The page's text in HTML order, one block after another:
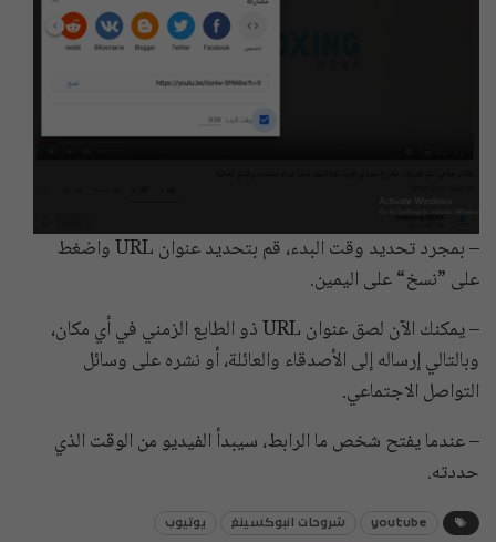
– بمجرد تحديد وقت البدء، قم بتحديد عنوان URL واضغط
على ”نسخ“ على اليمين.
– يمكنك الآن لصق عنوان URL ذو الطابع الزمني في أي مكان،
وبالتالي إرساله إلى الأصدقاء والعائلة، أو نشره على وسائل
التواصل الاجتماعي.
– عندما يفتح شخص ما الرابط، سيبدأ الفيديو من الوقت الذي
حددته.
youtube شروحات انبوكسينغ يوتيوب